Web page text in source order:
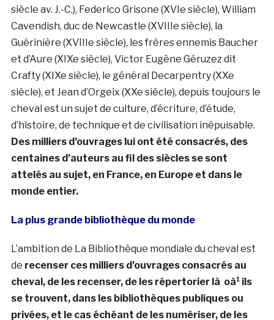
siècle av. J.-C.), Federico Grisone (XVIe siècle), William
Cavendish, duc de Newcastle (XVIIIe siècle), la
Guérinière (XVIIIe siècle), les frères ennemis Baucher
et d’Aure (XIXe siècle), Victor Eugène Géruzez dit
Crafty (XIXe siècle), le général Decarpentry (XXe
siècle), et Jean d’Orgeix (XXe siècle), depuis toujours le
cheval est un sujet de culture, d’écriture, d’étude,
d’histoire, de technique et de civilisation inépuisable.
Des milliers d’ouvrages lui ont été consacrés, des
centaines d’auteurs au fil des siècles se sont
attelés au sujet, en France, en Europe et dans le
monde entier.
La plus grande bibliothèque du monde
L’ambition de La Bibliothèque mondiale du cheval est
de recenser ces milliers d’ouvrages consacrés au
cheval, de les recenser, de les répertorier là oà¹ ils
se trouvent, dans les bibliothèques publiques ou
privées, et le cas échéant de les numériser, de les